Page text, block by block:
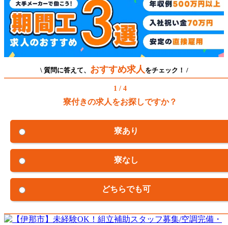
\ 質問に答えて、 おすすめ求人 をチェック！ /
1 / 4
寮付きの求人をお探しですか？
寮あり
寮なし
どちらでも可